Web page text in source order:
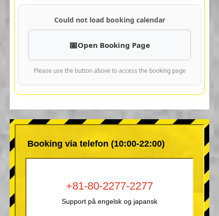
Could not load booking calendar
Open Booking Page
Please use the button above to access the booking page
Booking via telefon (10:00-22:00)
+81-80-2277-2277
Support på engelsk og japansk